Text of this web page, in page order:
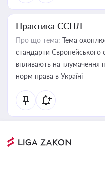
Практика ЄСПЛ
Про що тема: Тема
стандарти Європейського
впливають на тлумачення
норм права в Україні